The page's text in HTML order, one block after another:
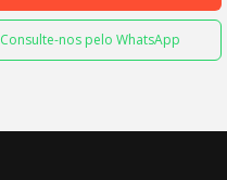
Consulte-nos pelo WhatsApp